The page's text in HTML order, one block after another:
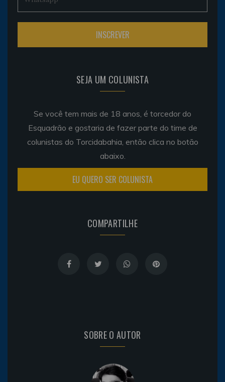
SEJA UM COLUNISTA
Se você tem mais de 18 anos, é torcedor do
Esquadrão e gostaria de fazer parte do time de
colunistas do Torcidabahia, então clica no botão
abaixo.
EU QUERO SER COLUNISTA
COMPARTILHE
SOBRE O AUTOR